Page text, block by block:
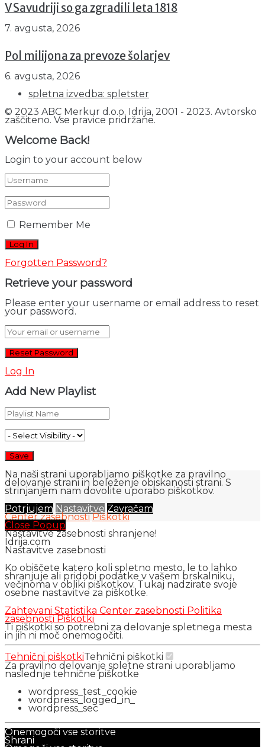
V Savudriji so ga zgradili leta 1818
7. avgusta, 2026
Pol milijona za prevoze šolarjev
6. avgusta, 2026
spletna izvedba: spletster
© 2023 ABC Merkur d.o.o. Idrija, 2001 - 2023. Avtorsko
zaščiteno. Vse pravice pridržane.
Welcome Back!
Login to your account below
Remember Me
Forgotten Password?
Retrieve your password
Please enter your username or email address to reset
your password.
Log In
Add New Playlist
Na naši strani uporabljamo piškotke za pravilno
delovanje strani in beleženje obiskanosti strani. S
strinjanjem nam dovolite uporabo piškotkov.
Potrjujem Nastavitve Zavračam
Center zasebnosti Piškotki
Close Popup
Nastavitve zasebnosti shranjene!
Idrija.com
Nastavitve zasebnosti
Ko obiščete katero koli spletno mesto, le to lahko
shranjuje ali pridobi podatke v vašem brskalniku,
večinoma v obliki piškotkov. Tukaj nadzirate svoje
osebne nastavitve za piškotke.
Zahtevani Statistika Center zasebnosti Politika
zasebnosti Piškotki
Ti piškotki so potrebni za delovanje spletnega mesta
in jih ni moč onemogočiti.
Tehnični piškotkiTehnični piškotki
Za pravilno delovanje spletne strani uporabljamo
naslednje tehnične piškotke
wordpress_test_cookie
wordpress_logged_in_
wordpress_sec
Onemogoči vse storitve
Shrani